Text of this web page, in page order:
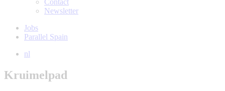
Contact
Newsletter
Jobs
Parallel Spain
nl
Kruimelpad